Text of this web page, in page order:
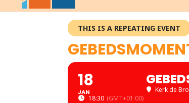
THIS IS A REPEATING EVENT
18
JAN
18:30 (GMT+01:00)
Kerk de